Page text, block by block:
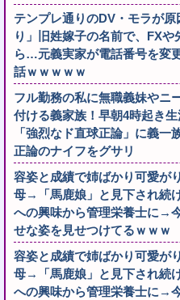
テンプレ通りのDV・モラが
り」旧姓嫁子の名前で、FX
ら…元義実家が電話番号を変
話ｗｗｗｗｗ
フル勤務の私に無職義妹やニ
付ける義家族！早朝4時起き
「強烈なド直球正論」に義
正論のナイフをグサリ
容姿と成績で姉ばかり可愛が
母→「馬鹿娘」と見下され続
への興味から管理栄養士に→
せな姿を見せつけてるｗｗｗ
容姿と成績で姉ばかり可愛が
母→「馬鹿娘」と見下され続
への興味から管理栄養士に→